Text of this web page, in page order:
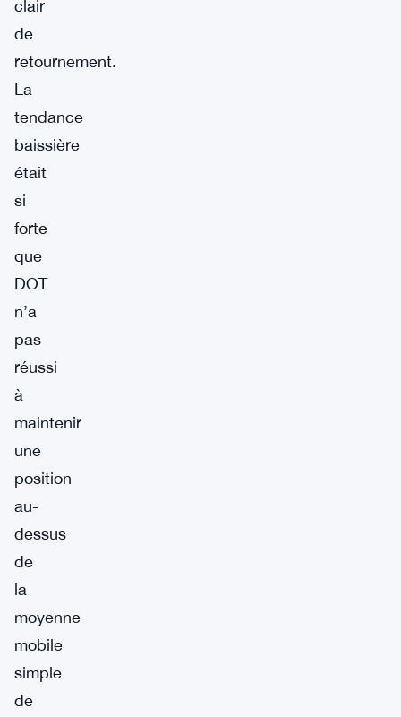
clair
de
retournement.
La
tendance
baissière
était
si
forte
que
DOT
n’a
pas
réussi
à
maintenir
une
position
au-
dessus
de
la
moyenne
mobile
simple
de